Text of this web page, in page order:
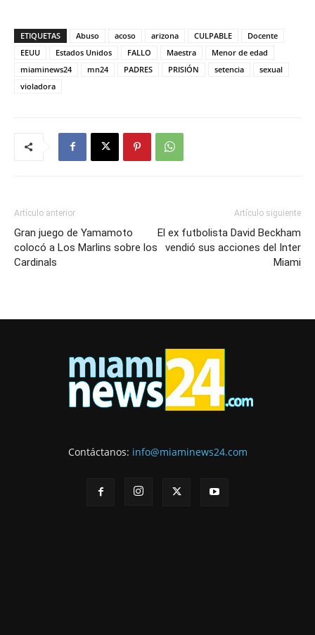
ETIQUETAS Abuso acoso arizona CULPABLE
Docente
EEUU
Estados Unidos FALLO Maestra
Menor de edad
miaminews24
mn24 PADRES PRISIÓN setencia
sexual
violadora
Artículo anterior
Gran juego de Yamamoto
colocó a Los Marlins sobre los
Cardinals
Artículo siguiente
El ex futbolista David Beckham
vendió sus acciones del Inter
Miami
Contáctanos: info@miaminews24.com